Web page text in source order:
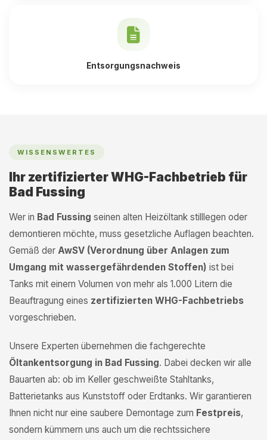
Entsorgungsnachweis
WISSENSWERTES
Ihr zertifizierter WHG-Fachbetrieb für
Bad Fussing
Wer in Bad Fussing seinen alten Heizöltank stilllegen oder
demontieren möchte, muss gesetzliche Auflagen beachten.
Gemäß der AwSV (Verordnung über Anlagen zum
Umgang mit wassergefährdenden Stoffen) ist bei
Tanks mit einem Volumen von mehr als 1.000 Litern die
Beauftragung eines zertifizierten WHG-Fachbetriebs
vorgeschrieben.
Unsere Experten übernehmen die fachgerechte
Öltankentsorgung in Bad Fussing. Dabei decken wir alle
Bauarten ab: ob im Keller geschweißte Stahltanks,
Batterietanks aus Kunststoff oder Erdtanks. Wir garantieren
Ihnen nicht nur eine saubere Demontage zum Festpreis,
sondern kümmern uns auch um die rechtssichere